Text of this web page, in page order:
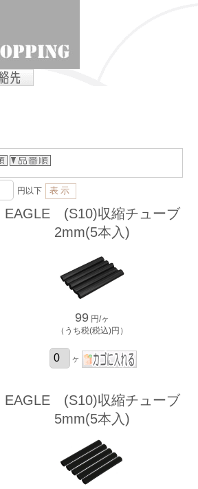
円以下
EAGLE (S10)収縮チューブ
2mm(5本入)
99 円/ヶ
（うち税(税込)円）
ヶ
EAGLE (S10)収縮チューブ
5mm(5本入)